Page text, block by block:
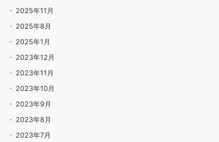
2025年11月
2025年8月
2025年1月
2023年12月
2023年11月
2023年10月
2023年9月
2023年8月
2023年7月